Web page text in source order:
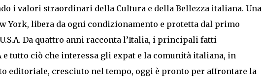
i valori straordinari della Cultura e della Bellezza italiana. Una
York, libera da ogni condizionamento e protetta dal primo
Da quattro anni racconta l’Italia, i principali fatti
e tutto ciò che interessa gli expat e la comunità italiana, in
editoriale, cresciuto nel tempo, oggi è pronto per affrontare la